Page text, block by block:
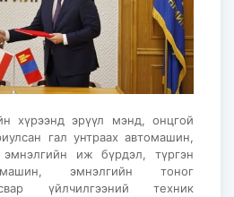
эрүүл мэнд, онцгой
гал унтраах автомашин,
эмнэлгийн иж бүрдэл, түргэн
эмнэлгийн тоног
үйлчилгээний техник